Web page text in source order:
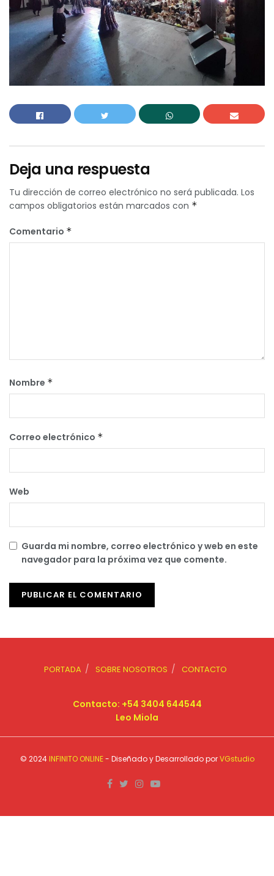
Deja una respuesta
Tu dirección de correo electrónico no será publicada. Los
campos obligatorios están marcados con *
Comentario *
Nombre *
Correo electrónico *
Web
Guarda mi nombre, correo electrónico y web en este
navegador para la próxima vez que comente.
PORTADA SOBRE NOSOTROS CONTACTO
Contacto: +54 3404 644544
Leo Miola
© 2024INFINITO ONLINE- Diseñado y Desarrollado porVGstudio